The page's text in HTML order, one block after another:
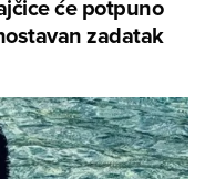
će potpuno
zadatak